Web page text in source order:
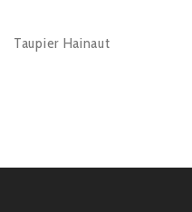
Taupier Hainaut